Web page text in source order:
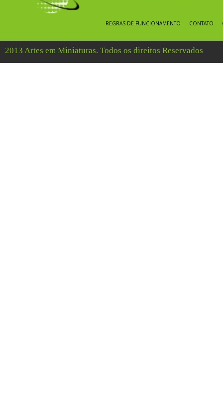
REGRAS DE FUNCIONAMENTO CONTATO
2013 Artes em Miniaturas. Todos os direitos Reservados